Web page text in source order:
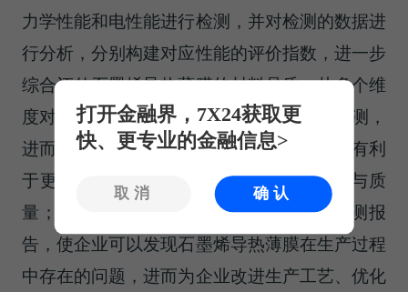
力学性能和电性能进行检测，并对检测的数据进
行分析，分别构建对应性能的评价指数，进一步
综合评估石墨烯导热薄膜的材料品质，从多个维
度对石墨烯导热薄膜的材料品质进行全面检测，
进而完善石墨烯导热薄膜的质量评估体系，有利
于更好地保障石墨烯导热薄膜的材料品质与质
量；并生成石墨烯导热薄膜的材料品质检测报
告，使企业可以发现石墨烯导热薄膜在生产过程
中存在的问题，进而为企业改进生产工艺、优化
打开金融界，7X24获取更
快、更专业的金融信息>
取消 确认